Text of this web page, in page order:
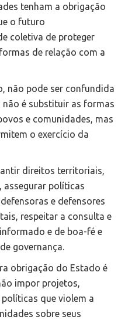
tenham a obrigação
o futuro
coletiva de proteger
de relação com a
não pode ser confundida
é substituir as formas
e comunidades, mas
o exercício da
direitos territoriais,
assegurar políticas
e defensores
respeitar a consulta e
e de boa-fé e
governança.
obrigação do Estado é
impor projetos,
que violem a
sobre seus